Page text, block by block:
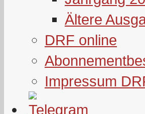
Ältere
DRF online
Impressum